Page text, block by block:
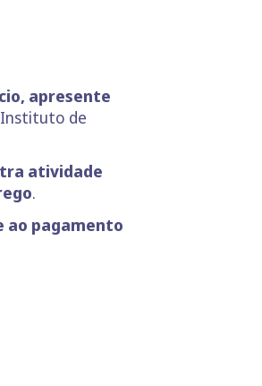
apresente
Instituto de
atividade
.
ao pagamento